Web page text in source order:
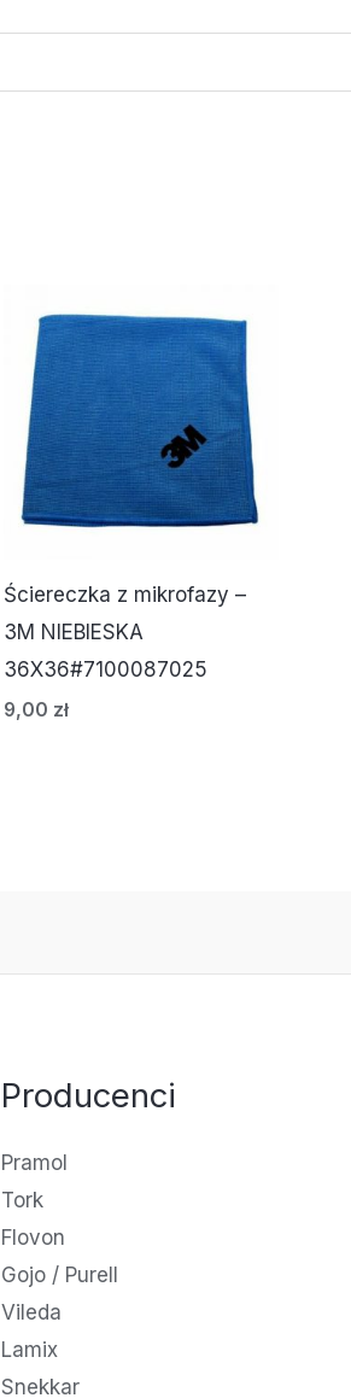
Ściereczka z mikrofazy –
3M NIEBIESKA
36X36#7100087025
9,00 zł
Producenci
Pramol
Tork
Flovon
Gojo / Purell
Vileda
Lamix
Snekkar